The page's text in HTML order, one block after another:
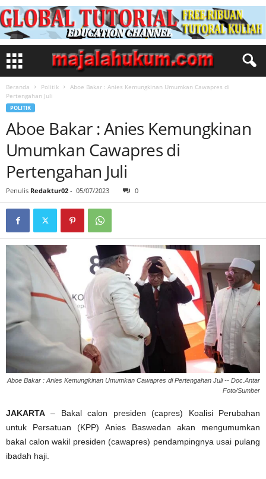
Beranda Politik
Aboe Bakar : Anies Kemungkinan Umumkan Cawapres di
Pertengahan Juli
POLITIK
Aboe Bakar : Anies Kemungkinan
Umumkan Cawapres di
Pertengahan Juli
Penulis Redaktur02 - 05/07/2023 0
Aboe Bakar : Anies Kemungkinan Umumkan Cawapres di Pertengahan Juli -- Doc.Antar
Foto/Sumber
JAKARTA – Bakal calon presiden (capres) Koalisi Perubahan
untuk Persatuan (KPP) Anies Baswedan akan mengumumkan
bakal calon wakil presiden (cawapres) pendampingnya usai pulang
ibadah haji.